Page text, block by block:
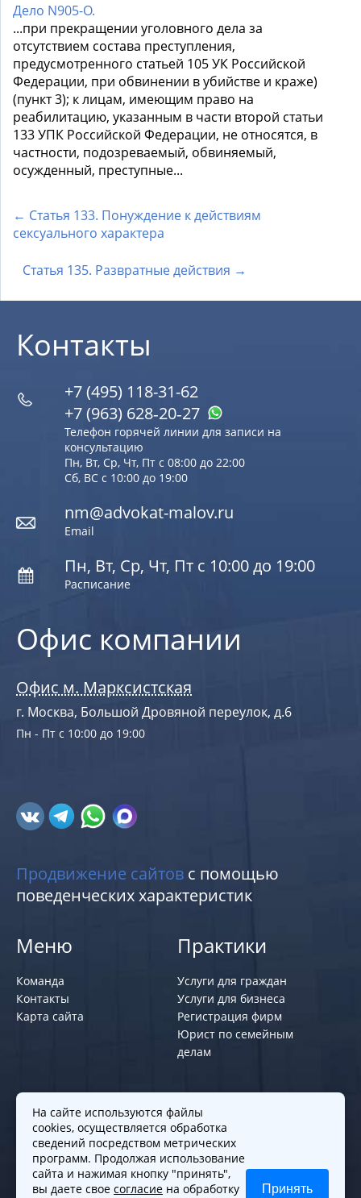
Дело N905-О.
...при прекращении уголовного дела за
отсутствием состава преступления,
предусмотренного статьей 105 УК Российской
Федерации, при обвинении в убийстве и краже)
(пункт 3); к лицам, имеющим право на
реабилитацию, указанным в части второй статьи
133 УПК Российской Федерации, не относятся, в
частности, подозреваемый, обвиняемый,
осужденный, преступные...
← Статья 133. Понуждение к действиям
сексуального характера
Статья 135. Развратные действия →
Офис компании
Офис м. Марксистская
г. Москва, Большой Дровяной переулок, д.6
Пн - Пт с 10:00 до 19:00
Контакты
+7 (495) 118-31-62
+7 (963) 628‑20‑27
Телефон горячей линии для записи на
консультацию
Пн, Вт, Ср, Чт, Пт с 08:00 до 22:00
Сб, ВС с 10:00 до 19:00
nm@advokat-malov.ru
Email
Пн, Вт, Ср, Чт, Пт с 10:00 до 19:00
Расписание
Продвижение сайтов с помощью
поведенческих характеристик
Меню
Команда
Контакты
Карта сайта
Практики
Услуги для граждан
Услуги для бизнеса
Регистрация фирм
Юрист по семейным
делам
Политики и правила
Политика обработки персональных
данных
Согласие на обработку cookies
Согласие на обработку персональных
На сайте используются файлы
cookies, осуществляется обработка
сведений посредством метрических
программ. Продолжая использование
сайта и нажимая кнопку "принять",
вы даете свое согласие на обработку
Принять